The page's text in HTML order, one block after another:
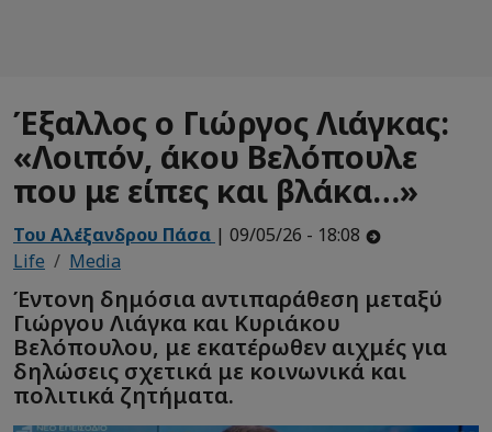
Έξαλλος ο Γιώργος Λιάγκας:
«Λοιπόν, άκου Βελόπουλε
που με είπες και βλάκα…»
Του Αλέξανδρου Πάσα | 09/05/26 - 18:08
Life
Media
Έντονη δημόσια αντιπαράθεση μεταξύ
Γιώργου Λιάγκα και Κυριάκου
Βελόπουλου, με εκατέρωθεν αιχμές για
δηλώσεις σχετικά με κοινωνικά και
πολιτικά ζητήματα.